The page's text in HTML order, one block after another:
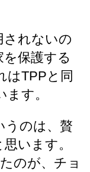
されないの
保護する
はTPPと同
す。
うのは、贅
います。
のが、チョ